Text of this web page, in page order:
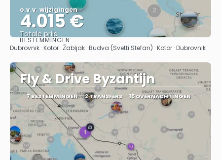
o.v.v. wijzigingen
4.015 €
Totale prijs
Bekijk
BESTEMMINGEN
Dubrovnik · Kotor · Žabljak · Budva (Svetti Stefan) · Kotor · Dubrovnik
Fly & Drive Byzantijn
7 BESTEMMINGEN 2 TRANSFERS 15 OVERNACHTINGEN